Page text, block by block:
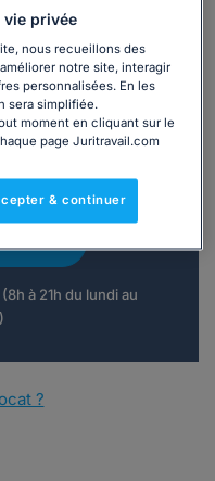
?
à 21h du lundi au
?
privée
nous recueillons des
notre site, interagir
personnalisées. En les
sera simplifiée.
moment en cliquant sur le
page Juritravail.com
& continuer